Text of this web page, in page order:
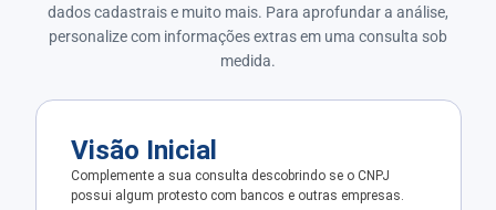
dados cadastrais e muito mais. Para aprofundar a análise,
personalize com informações extras em uma consulta sob
medida.
Visão Inicial
Complemente a sua consulta descobrindo se o CNPJ
possui algum protesto com bancos e outras empresas.